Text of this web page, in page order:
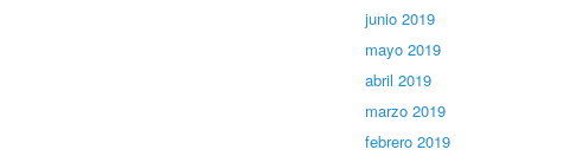
junio 2019
mayo 2019
abril 2019
marzo 2019
febrero 2019